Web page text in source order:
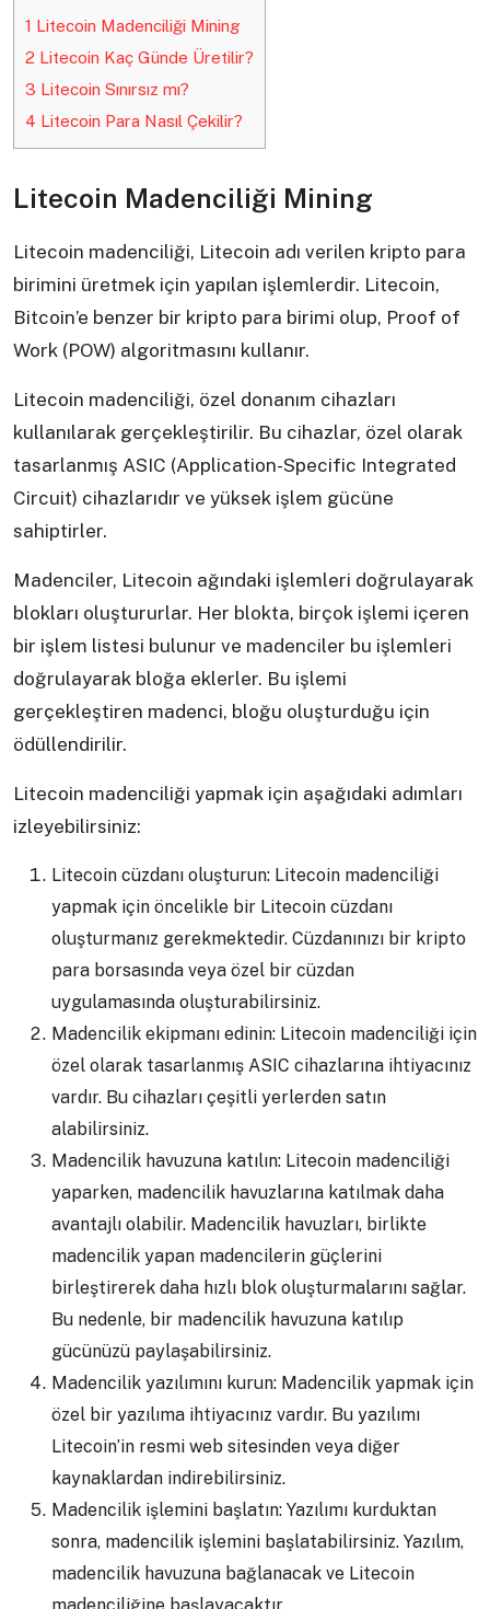
1 Litecoin Madenciliği Mining
2 Litecoin Kaç Günde Üretilir?
3 Litecoin Sınırsız mı?
4 Litecoin Para Nasıl Çekilir?
Litecoin Madenciliği Mining
Litecoin madenciliği, Litecoin adı verilen kripto para
birimini üretmek için yapılan işlemlerdir. Litecoin,
Bitcoin’e benzer bir kripto para birimi olup, Proof of
Work (POW) algoritmasını kullanır.
Litecoin madenciliği, özel donanım cihazları
kullanılarak gerçekleştirilir. Bu cihazlar, özel olarak
tasarlanmış ASIC (Application-Specific Integrated
Circuit) cihazlarıdır ve yüksek işlem gücüne
sahiptirler.
Madenciler, Litecoin ağındaki işlemleri doğrulayarak
blokları oluştururlar. Her blokta, birçok işlemi içeren
bir işlem listesi bulunur ve madenciler bu işlemleri
doğrulayarak bloğa eklerler. Bu işlemi
gerçekleştiren madenci, bloğu oluşturduğu için
ödüllendirilir.
Litecoin madenciliği yapmak için aşağıdaki adımları
izleyebilirsiniz:
Litecoin cüzdanı oluşturun: Litecoin madenciliği
yapmak için öncelikle bir Litecoin cüzdanı
oluşturmanız gerekmektedir. Cüzdanınızı bir kripto
para borsasında veya özel bir cüzdan
uygulamasında oluşturabilirsiniz.
Madencilik ekipmanı edinin: Litecoin madenciliği için
özel olarak tasarlanmış ASIC cihazlarına ihtiyacınız
vardır. Bu cihazları çeşitli yerlerden satın
alabilirsiniz.
Madencilik havuzuna katılın: Litecoin madenciliği
yaparken, madencilik havuzlarına katılmak daha
avantajlı olabilir. Madencilik havuzları, birlikte
madencilik yapan madencilerin güçlerini
birleştirerek daha hızlı blok oluşturmalarını sağlar.
Bu nedenle, bir madencilik havuzuna katılıp
gücünüzü paylaşabilirsiniz.
Madencilik yazılımını kurun: Madencilik yapmak için
özel bir yazılıma ihtiyacınız vardır. Bu yazılımı
Litecoin’in resmi web sitesinden veya diğer
kaynaklardan indirebilirsiniz.
Madencilik işlemini başlatın: Yazılımı kurduktan
sonra, madencilik işlemini başlatabilirsiniz. Yazılım,
madencilik havuzuna bağlanacak ve Litecoin